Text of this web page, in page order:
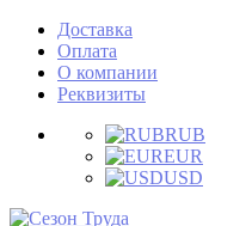
Доставка
Оплата
О компании
Реквизиты
RUB
EUR
USD